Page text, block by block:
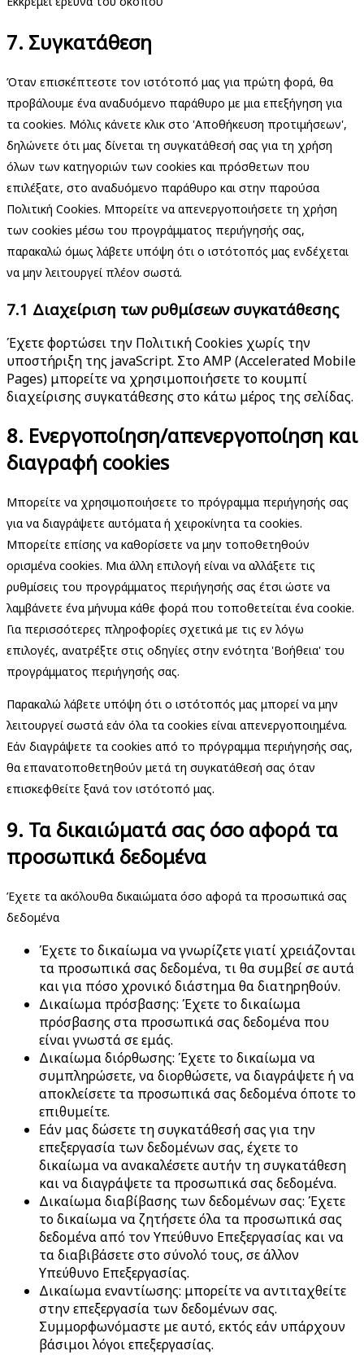
Consent
to
Διάφορα
7. Συγκατάθεση
Όταν επισκέπτεστε τον ιστότοπό μας για πρώτη φορά, θα
προβάλουμε ένα αναδυόμενο παράθυρο με μια επεξήγηση για
τα cookies. Μόλις κάνετε κλικ στο 'Αποθήκευση προτιμήσεων',
δηλώνετε ότι μας δίνεται τη συγκατάθεσή σας για τη χρήση
όλων των κατηγοριών των cookies και πρόσθετων που
επιλέξατε, στο αναδυόμενο παράθυρο και στην παρούσα
Πολιτική Cookies. Μπορείτε να απενεργοποιήσετε τη χρήση
των cookies μέσω του προγράμματος περιήγησής σας,
παρακαλώ όμως λάβετε υπόψη ότι ο ιστότοπός μας ενδέχεται
να μην λειτουργεί πλέον σωστά.
7.1 Διαχείριση των ρυθμίσεων συγκατάθεσης
Έχετε φορτώσει την Πολιτική Cookies χωρίς την
υποστήριξη της javaScript. Στο AMP (Accelerated Mobile
Pages) μπορείτε να χρησιμοποιήσετε το κουμπί
διαχείρισης συγκατάθεσης στο κάτω μέρος της σελίδας.
8. Ενεργοποίηση/απενεργοποίηση και
διαγραφή cookies
Μπορείτε να χρησιμοποιήσετε το πρόγραμμα περιήγησής σας
για να διαγράψετε αυτόματα ή χειροκίνητα τα cookies.
Μπορείτε επίσης να καθορίσετε να μην τοποθετηθούν
ορισμένα cookies. Μια άλλη επιλογή είναι να αλλάξετε τις
ρυθμίσεις του προγράμματος περιήγησής σας έτσι ώστε να
λαμβάνετε ένα μήνυμα κάθε φορά που τοποθετείται ένα cookie.
Για περισσότερες πληροφορίες σχετικά με τις εν λόγω
επιλογές, ανατρέξτε στις οδηγίες στην ενότητα 'Βοήθεια' του
προγράμματος περιήγησής σας.
Παρακαλώ λάβετε υπόψη ότι ο ιστότοπός μας μπορεί να μην
λειτουργεί σωστά εάν όλα τα cookies είναι απενεργοποιημένα.
Εάν διαγράψετε τα cookies από το πρόγραμμα περιήγησής σας,
θα επανατοποθετηθούν μετά τη συγκατάθεσή σας όταν
επισκεφθείτε ξανά τον ιστότοπό μας.
9. Τα δικαιώματά σας όσο αφορά τα
προσωπικά δεδομένα
Έχετε τα ακόλουθα δικαιώματα όσο αφορά τα προσωπικά σας
δεδομένα
Έχετε το δικαίωμα να γνωρίζετε γιατί χρειάζονται
τα προσωπικά σας δεδομένα, τι θα συμβεί σε αυτά
και για πόσο χρονικό διάστημα θα διατηρηθούν.
Δικαίωμα πρόσβασης: Έχετε το δικαίωμα
πρόσβασης στα προσωπικά σας δεδομένα που
είναι γνωστά σε εμάς.
Δικαίωμα διόρθωσης: Έχετε το δικαίωμα να
συμπληρώσετε, να διορθώσετε, να διαγράψετε ή να
αποκλείσετε τα προσωπικά σας δεδομένα όποτε το
επιθυμείτε.
Εάν μας δώσετε τη συγκατάθεσή σας για την
επεξεργασία των δεδομένων σας, έχετε το
δικαίωμα να ανακαλέσετε αυτήν τη συγκατάθεση
και να διαγράψετε τα προσωπικά σας δεδομένα.
Δικαίωμα διαβίβασης των δεδομένων σας: Έχετε
το δικαίωμα να ζητήσετε όλα τα προσωπικά σας
δεδομένα από τον Υπεύθυνο Επεξεργασίας και να
τα διαβιβάσετε στο σύνολό τους, σε άλλον
Υπεύθυνο Επεξεργασίας.
Δικαίωμα εναντίωσης: μπορείτε να αντιταχθείτε
στην επεξεργασία των δεδομένων σας.
Συμμορφωνόμαστε με αυτό, εκτός εάν υπάρχουν
βάσιμοι λόγοι επεξεργασίας.